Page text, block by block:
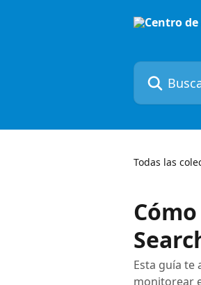
Buscar
Todas las
Esta guía te
monitorear